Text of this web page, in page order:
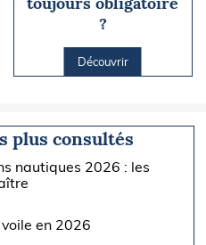
?
Découvrir
plus consultés
nautiques 2026 : les
en 2026